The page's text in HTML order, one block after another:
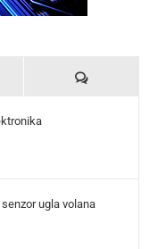
Komentari
ugla volana